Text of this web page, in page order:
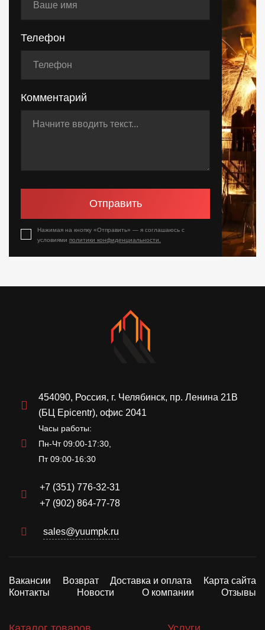
Телефон
Комментарий
Отправить
Нажимая на кнопку «Отправить» — я соглашаюсь с
условиями политики конфиденциальности.
454090, Россия, г. Челябинск, пр. Ленина 21В
(БЦ Epicentr), офис 2041
Часы работы:
Пн-Чт 09:00-17:30,
Пт 09:00-16:30
+7 (351) 776-32-31
+7 (902) 864-77-78
sales@yuumpk.ru
Вакансии Возврат Доставка и оплата
Карта сайта
Контакты
Новости О компании Отзывы